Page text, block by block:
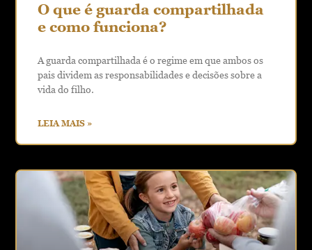
O que é guarda compartilhada
e como funciona?
A guarda compartilhada é o regime em que ambos os
pais dividem as responsabilidades e decisões sobre a
vida do filho.
LEIA MAIS »